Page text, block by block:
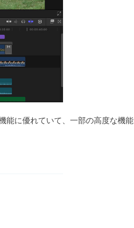
能に優れていて、一部の高度な機能